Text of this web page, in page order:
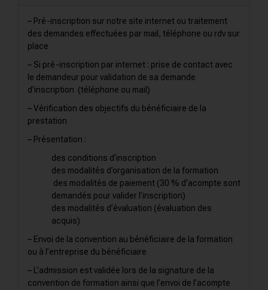
– Pré-inscription sur notre site internet ou traitement
des demandes effectuées par mail, téléphone ou rdv sur
place
– Si pré-inscription par internet : prise de contact avec
le demandeur pour validation de sa demande
d’inscription (téléphone ou mail)
– Vérification des objectifs du bénéficiaire de la
prestation
– Présentation :
des conditions d’inscription
des modalités d’organisation de la formation
des modalités de paiement (30 % d’acompte sont
demandés pour valider l’inscription)
des modalités d’évaluation (évaluation des
acquis)
– Envoi de la convention au bénéficiaire de la formation
ou à l’entreprise du bénéficiaire
– L’admission est validée lors de la signature de la
convention de formation ainsi que l’envoi de l’acompte